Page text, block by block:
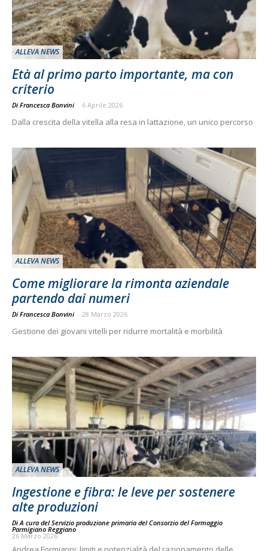
ALLEVA NEWS
Età al primo parto importante, ma con
criterio
Di Francesca Bonvini - 6 Aprile 2026
Dalla crescita della vitella alla resa in lattazione, un unico percorso
ALLEVA NEWS
Come migliorare la rimonta aziendale
partendo dai numeri
Di Francesca Bonvini - 28 Marzo 2026
Gestione dei giovani vitelli per ridurre mortalità e morbilità
ALLEVA NEWS
Ingestione e fibra: le leve per sostenere
alte produzioni
Di A cura del Servizio produzione primaria del Consorzio del Formaggio
Parmigiano Reggiano -
26 Marzo 2026